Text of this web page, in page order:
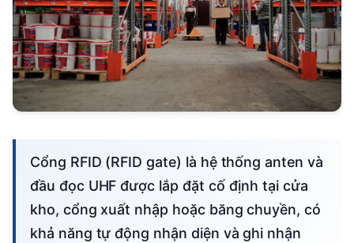
Cổng RFID (RFID gate) là hệ thống anten và
đầu đọc UHF được lắp đặt cố định tại cửa
kho, cổng xuất nhập hoặc băng chuyền, có
khả năng tự động nhận diện và ghi nhận